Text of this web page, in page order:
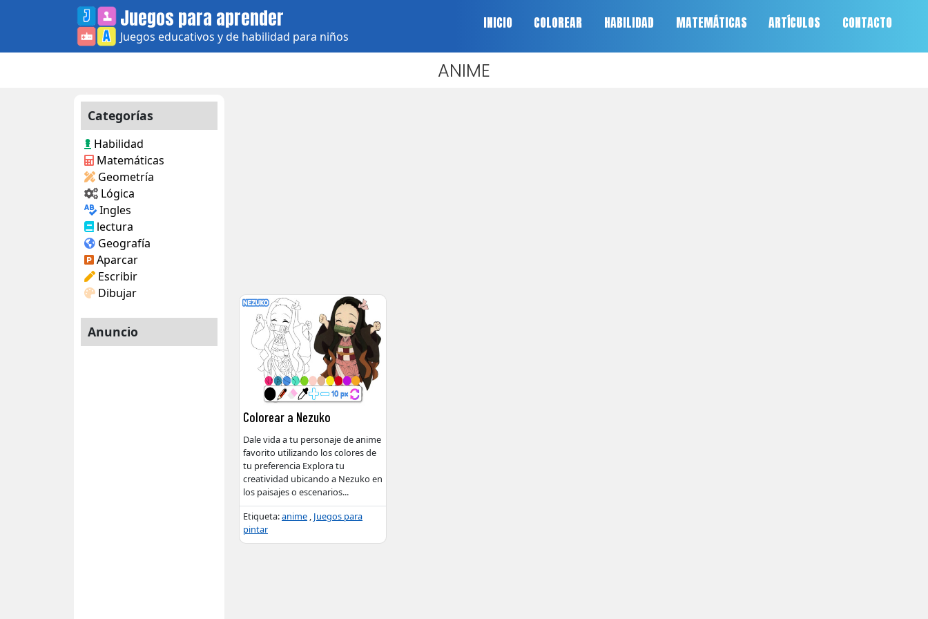
Juegos para aprender
Juegos educativos y de habilidad para niños
INICIO COLOREAR HABILIDAD MATEMÁTICAS ARTÍCULOS CONTACTO
ANIME
Categorías
Habilidad
Matemáticas
Geometría
Lógica
Ingles
lectura
Geografía
Aparcar
Escribir
Dibujar
Anuncio
Colorear a Nezuko
Dale vida a tu personaje de anime
favorito utilizando los colores de
tu preferencia Explora tu
creatividad ubicando a Nezuko en
los paisajes o escenarios...
Etiqueta:anime , Juegos para
pintar